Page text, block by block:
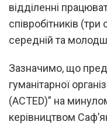
відділенні
співробітників
середній та
Зазначимо, що
гуманітарної
(ACTED)” на
керівництвом